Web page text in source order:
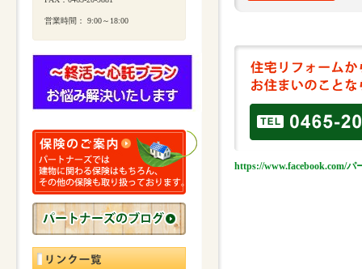
営業時間： 9:00～18:00
https://www.facebook.com/パ